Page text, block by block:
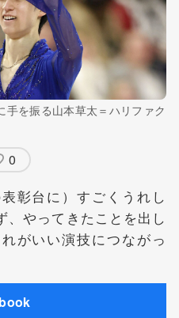
手を振る山本草太＝ハリファク
0
彰台に）すごくうれし
、やってきたことを出し
がいい演技につながっ